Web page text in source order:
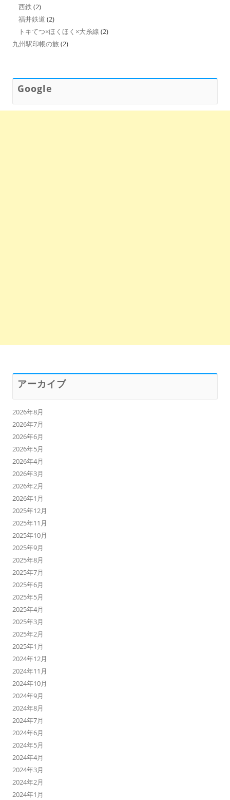
西鉄 (2)
福井鉄道 (2)
トキてつ×ほくほく×大糸線 (2)
九州駅印帳の旅 (2)
Google
アーカイブ
2026年8月
2026年7月
2026年6月
2026年5月
2026年4月
2026年3月
2026年2月
2026年1月
2025年12月
2025年11月
2025年10月
2025年9月
2025年8月
2025年7月
2025年6月
2025年5月
2025年4月
2025年3月
2025年2月
2025年1月
2024年12月
2024年11月
2024年10月
2024年9月
2024年8月
2024年7月
2024年6月
2024年5月
2024年4月
2024年3月
2024年2月
2024年1月